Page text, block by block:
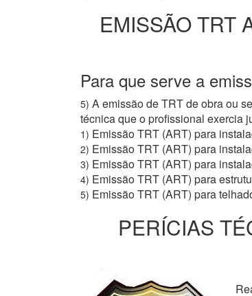
EMISSÃO TRT
Para que serve a
5) A emissão de TRT de obra ou
técnica que o profissional exercia
1) Emissão TRT (ART) para
2) Emissão TRT (ART) para
3) Emissão TRT (ART) para
4) Emissão TRT (ART) para
5) Emissão TRT (ART) para
PERÍCIAS